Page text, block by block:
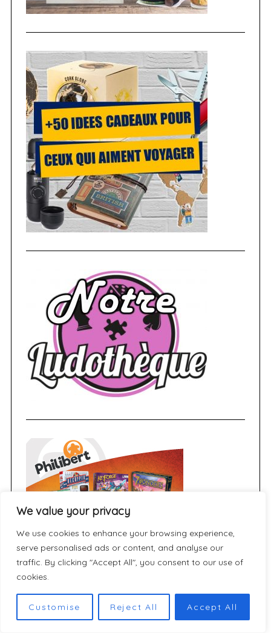
We value your privacy
We use cookies to enhance your browsing experience,
serve personalised ads or content, and analyse our
traffic. By clicking "Accept All", you consent to our use of
cookies.
Customise Reject All Accept All